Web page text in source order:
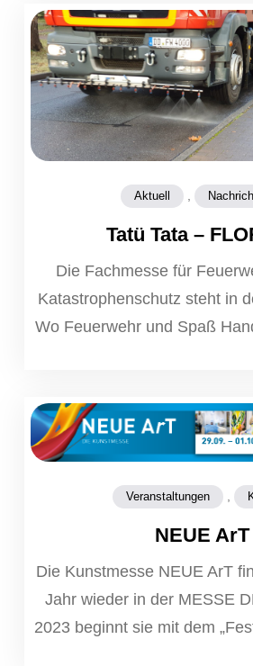
Aktuell ,
Tatü Tata –
Die Fachmesse für
Katastrophenschutz steht in
Wo Feuerwehr und Spaß
Veranstaltungen ,
NEUE ArT
Die Kunstmesse NEUE ArT
Jahr wieder in der MESSE
2023 beginnt sie mit dem